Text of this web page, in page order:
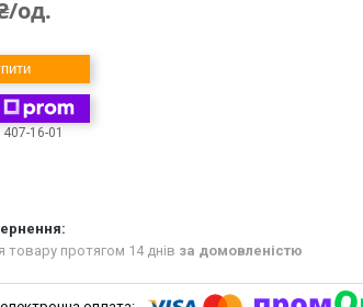
од.
16-01
товару протягом 14 днів за домовленістю